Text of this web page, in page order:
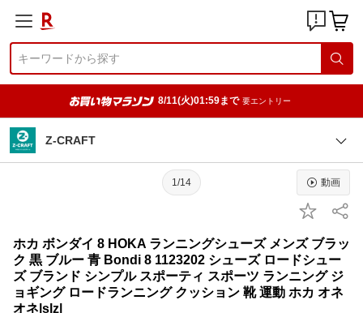
8/11(火)01:59まで 要エントリー
Z-CRAFT
1/14 動画
ホカ ボンダイ 8 HOKA ランニングシューズ メンズ ブラッ
ク 黒 ブルー 青 Bondi 8 1123202 シューズ ロードシュー
ズ ブランド シンプル スポーティ スポーツ ランニング ジ
ョギング ロードランニング クッション 靴 運動 ホカ オネ
オネ|slz|